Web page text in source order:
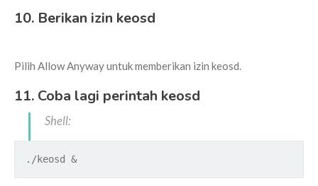
10. Berikan izin keosd
Pilih Allow Anyway untuk memberikan izin keosd.
11. Coba lagi perintah keosd
Shell:
./keosd &